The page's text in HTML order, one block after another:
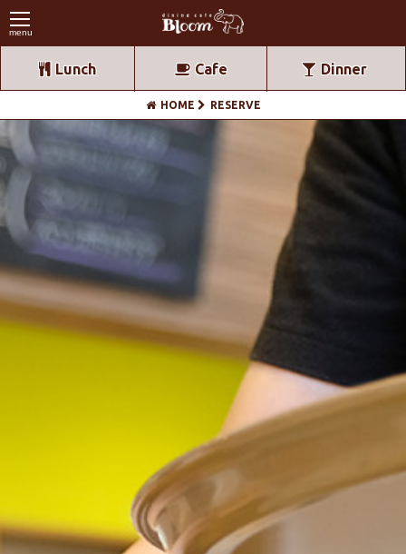
menu
Lunch Cafe Dinner
HOME RESERVE